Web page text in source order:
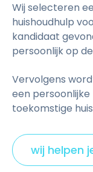
Wij selecteren
huishoudhulp
kandidaat
persoonlijk op
Vervolgens
een persoonlijke
toekomstige
wij helpen